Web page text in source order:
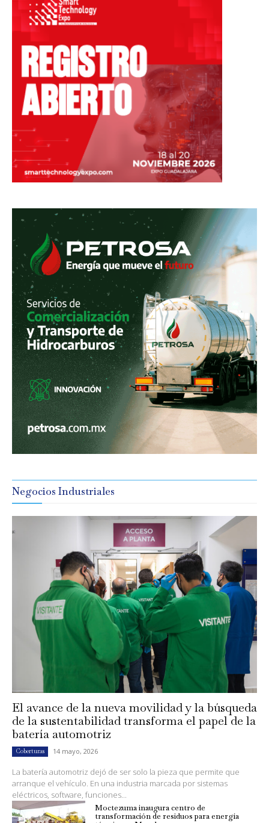
Negocios Industriales
El avance de la nueva movilidad y la búsqueda
de la sustentabilidad transforma el papel de la
batería automotriz
Coberturas 14 mayo, 2026
La batería automotriz dejó de ser solo la pieza que permite que
arranque el vehículo. En una industria marcada por sistemas
eléctricos, software, funciones...
Moctezuma inaugura centro de
transformación de residuos para energía